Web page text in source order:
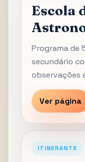
Escola
Programa de
secundário
observações
Ver página
ITINERANTE